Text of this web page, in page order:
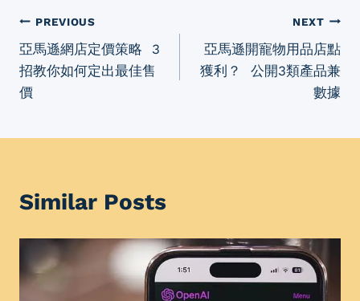
PREVIOUS
亞馬遜網店定價策略 3
招教你如何定出最佳售
價
NEXT
亞馬遜開寵物用品店點
獲利？ 公開3類產品兼
數據
Similar Posts